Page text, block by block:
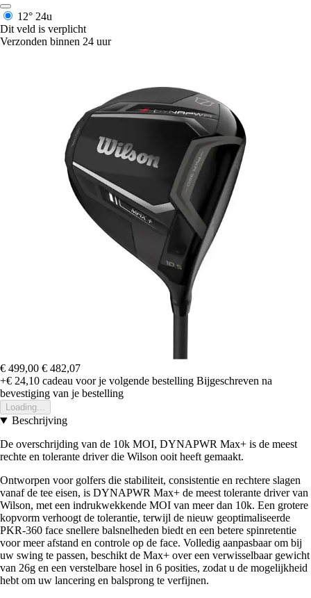
12° 24u
Dit veld is verplicht
Verzonden binnen 24 uur
€ 499,00 € 482,07
+€ 24,10 cadeau voor je volgende bestelling Bijgeschreven na
bevestiging van je bestelling
Loading...
Beschrijving
De overschrijding van de 10k MOI, DYNAPWR Max+ is de meest
rechte en tolerante driver die Wilson ooit heeft gemaakt.
Ontworpen voor golfers die stabiliteit, consistentie en rechtere slagen
vanaf de tee eisen, is DYNAPWR Max+ de meest tolerante driver van
Wilson, met een indrukwekkende MOI van meer dan 10k. Een grotere
kopvorm verhoogt de tolerantie, terwijl de nieuw geoptimaliseerde
PKR-360 face snellere balsnelheden biedt en een betere spinretentie
voor meer afstand en controle op de face. Volledig aanpasbaar om bij
uw swing te passen, beschikt de Max+ over een verwisselbaar gewicht
van 26g en een verstelbare hosel in 6 posities, zodat u de mogelijkheid
hebt om uw lancering en balsprong te verfijnen.